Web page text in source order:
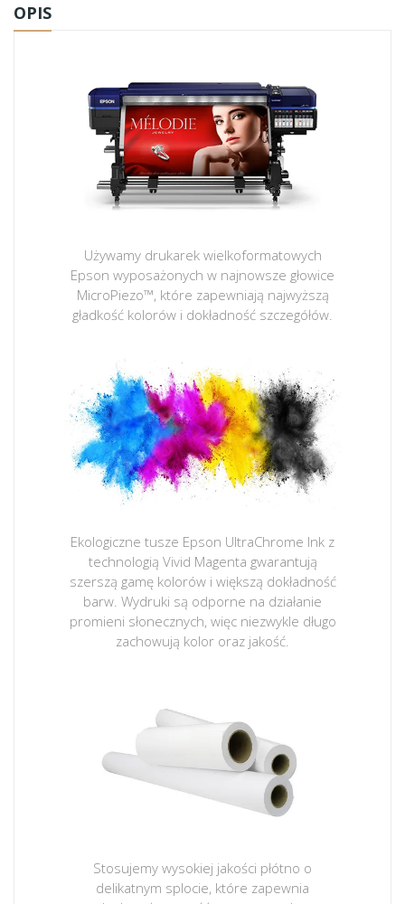
OPIS
Używamy drukarek wielkoformatowych
Epson wyposażonych w najnowsze głowice
MicroPiezo™, które zapewniają najwyższą
gładkość kolorów i dokładność szczegółów.
Ekologiczne tusze Epson UltraChrome Ink z
technologią Vivid Magenta gwarantują
szerszą gamę kolorów i większą dokładność
barw. Wydruki są odporne na działanie
promieni słonecznych, więc niezwykle długo
zachowują kolor oraz jakość.
Stosujemy wysokiej jakości płótno o
delikatnym splocie, które zapewnia